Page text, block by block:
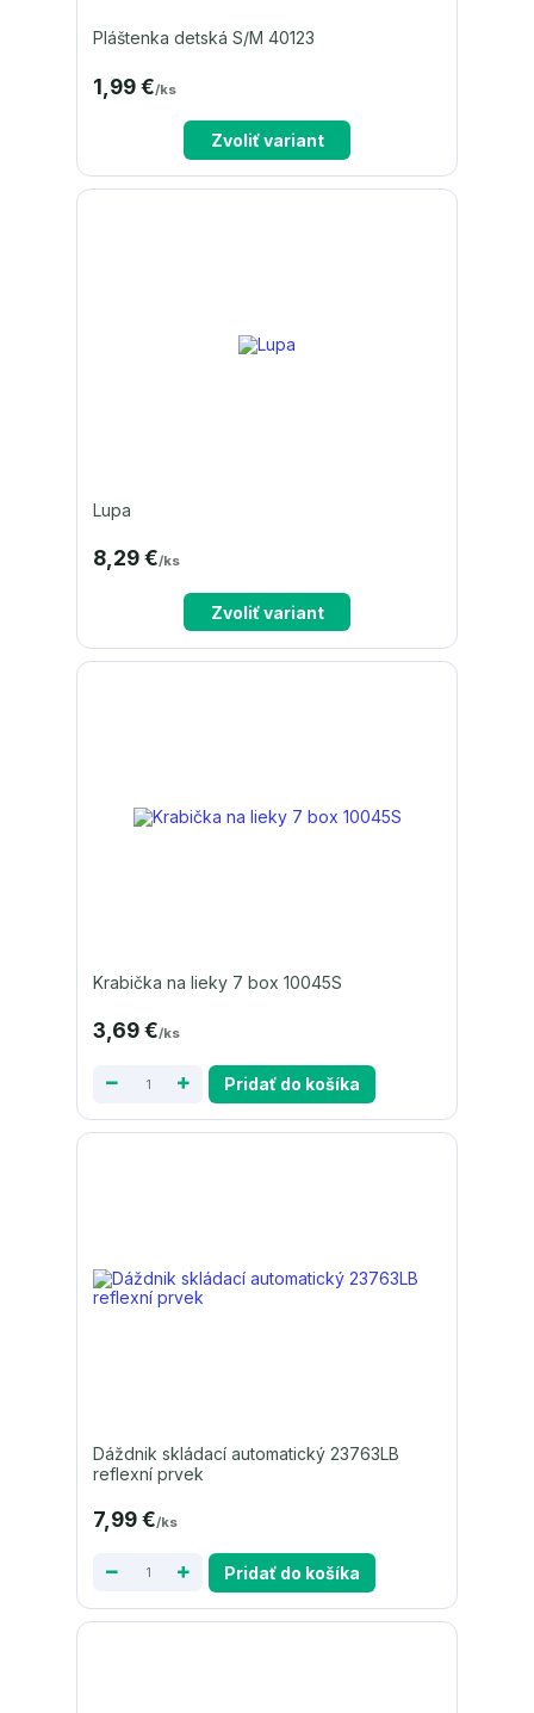
Pláštenka detská S/M 40123
1,99 €/ks
Zvoliť variant
Lupa
8,29 €/ks
Zvoliť variant
Krabička na lieky 7 box 10045S
3,69 €/ks
Pridať do košíka
Dáždnik skládací automatický 23763LB
reflexní prvek
7,99 €/ks
Pridať do košíka